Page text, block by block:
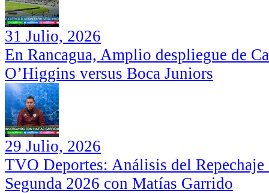
31 Julio, 2026
En Rancagua, Amplio despliegue de
O’Higgins versus Boca Juniors
29 Julio, 2026
TVO Deportes: Análisis del
Segunda 2026 con Matías Garrido